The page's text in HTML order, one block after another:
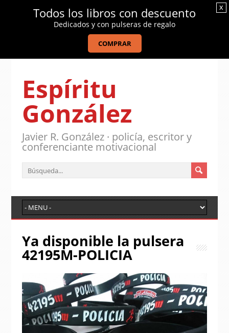
Espíritu
González
Javier R. González · policía, escritor y
conferenciante motivacional
Ya disponible la pulsera
42195M-POLICIA
Todos los libros con descuento
Dedicados y con pulseras de regalo
COMPRAR
x